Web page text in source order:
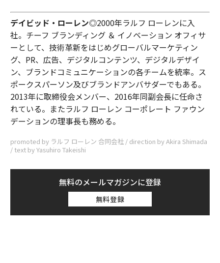
デイビッド・ローレン◎2000年ラルフ ローレンに入
社。チーフ ブランディング ＆ イノベーション オフィサ
ーとして、技術革新をはじめグローバルマーケティン
グ、PR、広告、デジタルコンテンツ、デジタルデザイ
ン、ブランドコミュニケーションの各チームを統率。ス
ポークスパーソン及びブランドアンバサダーでもある。
2013年に取締役会メンバー、2016年同副会長に任命さ
れている。またラルフ ローレン コーポレート ファウン
デーションの理事長も務める。
promoted by ラルフ ローレン 合同会社 / direction by Akira Shimada
/ text by Yasuhiro Takeishi
無料のメールマガジンに登録
無料登録